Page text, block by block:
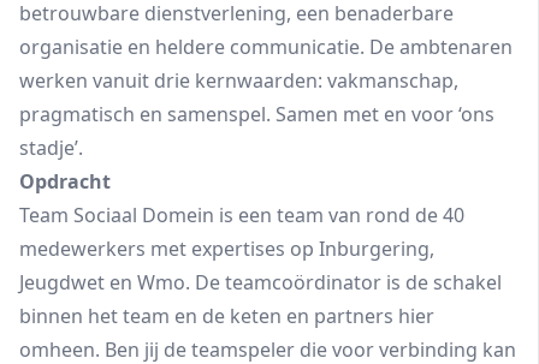
betrouwbare dienstverlening, een benaderbare
organisatie en heldere communicatie. De ambtenaren
werken vanuit drie kernwaarden: vakmanschap,
pragmatisch en samenspel. Samen met en voor ‘ons
stadje’.
Opdracht
Team Sociaal Domein is een team van rond de 40
medewerkers met expertises op Inburgering,
Jeugdwet en Wmo. De teamcoördinator is de schakel
binnen het team en de keten en partners hier
omheen. Ben jij de teamspeler die voor verbinding kan